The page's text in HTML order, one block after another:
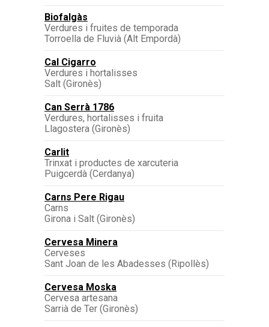
Biofalgàs
Verdures i fruites de temporada
Torroella de Fluvià (Alt Empordà)
Cal Cigarro
Verdures i hortalisses
Salt (Gironès)
Can Serrà 1786
Verdures, hortalisses i fruita
Llagostera (Gironès)
Carlit
Trinxat i productes de xarcuteria
Puigcerdà (Cerdanya)
Carns Pere Rigau
Carns
Girona i Salt (Gironès)
Cervesa Minera
Cerveses
Sant Joan de les Abadesses (Ripollès)
Cervesa Moska
Cervesa artesana
Sarrià de Ter (Gironès)